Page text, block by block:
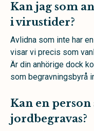
Kan jag som
i virustider?
Avlidna som inte har
visar vi precis som
Är din anhörige dock
som begravningsbyrå
Kan en person
jordbegravas?